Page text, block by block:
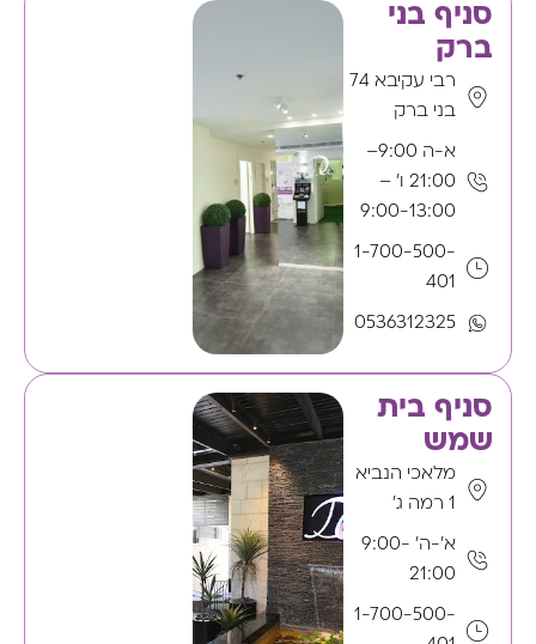
סניף בני
ברק
רבי עקיבא 74
בני ברק
א-ה 9:00–
21:00 ו' –
9:00-13:00
1-700-500-
401
0536312325
סניף בית
שמש
מלאכי הנביא
1 רמה ג'
א'-ה' 9:00-
21:00
1-700-500-